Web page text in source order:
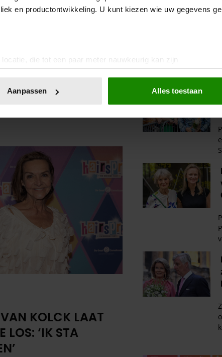
en productontwikkeling. U kunt kiezen wie uw gegevens
die tot een paar meter nauwkeurig kan zijn
op specifieke eigenschappen (fingerprinting)
Cookieverklaring.
om functies voor social media te bieden en om
over uw gebruik van onze site met onze partners voor
gegevens combineren met andere informatie die u aan
gebruik van hun services. U gaat akkoord met onze cookies
Aanpassen Alles toestaan
KOLCK LAAT
LOS: ‘IK STA